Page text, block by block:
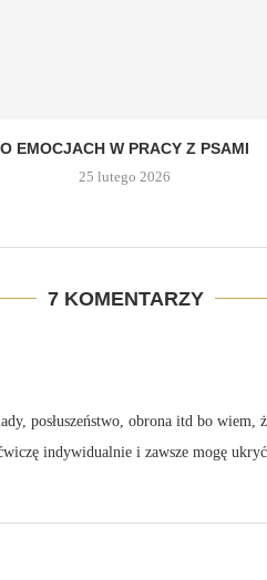
O EMOCJACH W PRACY Z PSAMI
25 lutego 2026
7 KOMENTARZY
posłuszeństwo, obrona itd bo
indywidualnie i zawsze mogę